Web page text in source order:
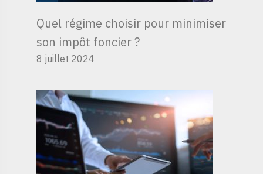
Quel régime choisir pour minimiser
son impôt foncier ?
8 juillet 2024